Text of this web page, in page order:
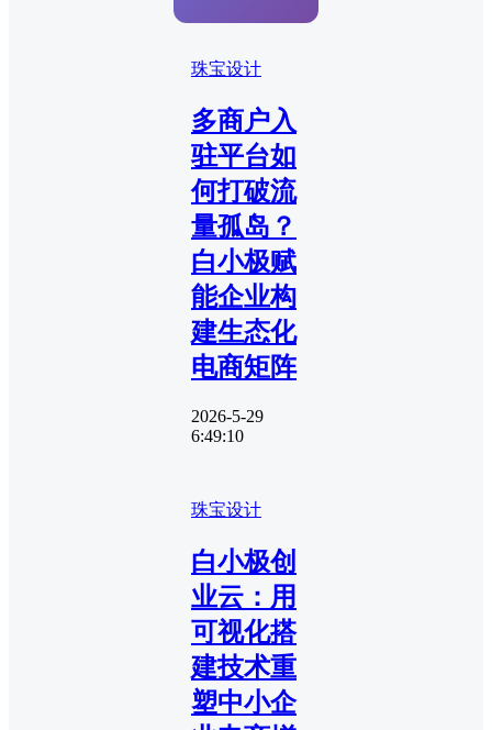
珠宝设计
多商户入
驻平台如
何打破流
量孤岛？
白小极赋
能企业构
建生态化
电商矩阵
2026-5-29
6:49:10
珠宝设计
白小极创
业云：用
可视化搭
建技术重
塑中小企